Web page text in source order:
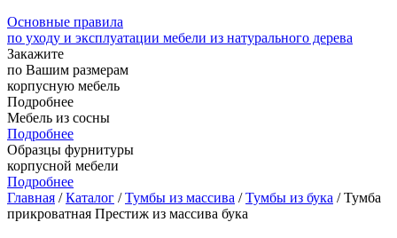
Основные правила
по уходу и эксплуатации мебели из натурального дерева
Закажите
по Вашим размерам
корпусную мебель
Подробнее
Мебель из сосны
Подробнее
Образцы фурнитуры
корпусной мебели
Подробнее
Главная /Каталог /Тумбы из массива /Тумбы из бука / Тумба
прикроватная Престиж из массива бука